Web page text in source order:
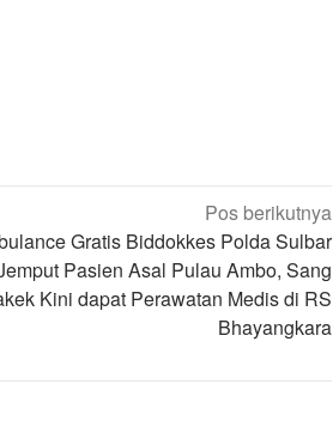
Pos berikutnya
Gratis Biddokkes Polda Sulbar
Pasien Asal Pulau Ambo, Sang
Kini dapat Perawatan Medis di RS
Bhayangkara